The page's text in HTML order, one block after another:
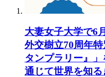
大妻女子大学で6
外交樹立70周年
タンプラリー』
通じて世界を知る